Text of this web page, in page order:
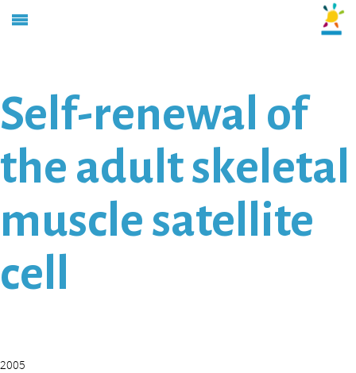
Self-renewal of
the adult skeletal
muscle satellite
cell
2005